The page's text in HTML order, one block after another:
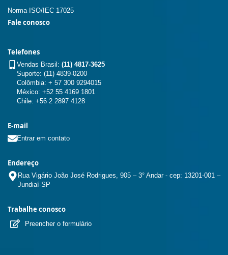
Norma ISO/IEC 17025
Fale conosco
Telefones
Vendas Brasil: (11) 4817-3625
Suporte: (11) 4839-0200
Colômbia: + 57 300 9294015
México: +52 55 4169 1801
Chile: +56 2 2897 4128
E-mail
Entrar em contato
Endereço
Rua Vigário João José Rodrigues, 905 – 3° Andar - cep: 13201-001 –
Jundiaí-SP
Trabalhe conosco
Preencher o formulário